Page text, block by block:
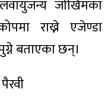
जोखिमका
राख्ने एजेण्डा
बताएका छन्।